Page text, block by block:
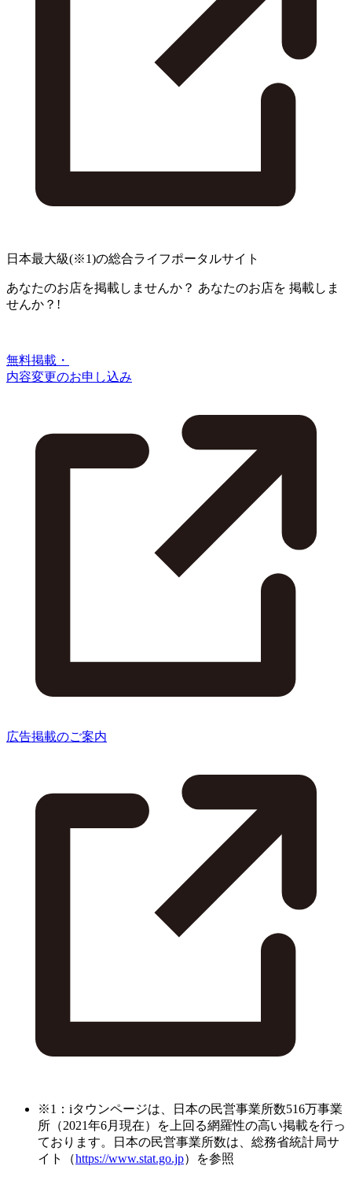
日本最大級(※1)の総合ライフポータルサイト
あなたのお店を掲載しませんか？ あなたのお店を 掲載しま
せんか？!
無料掲載・
内容変更のお申し込み
広告掲載のご案内
※1：iタウンページは、日本の民営事業所数516万事業
所（2021年6月現在）を上回る網羅性の高い掲載を行っ
ております。日本の民営事業所数は、総務省統計局サ
イト（https://www.stat.go.jp）を参照